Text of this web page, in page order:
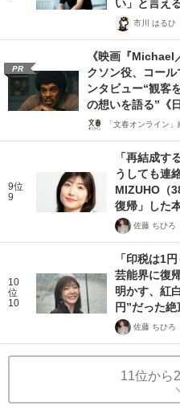
い」と言え
市川 はるひ
PR
《映画『Michael
クソン役、コー
ンタビュー“観客
の想いを語る”《
「文春オンライン
9位
9
「再結成す
うしても連
MIZUHO（
復帰」した
佐藤 ちひろ
10
位
10
「印税は1
芸能界に復
明かす、紅
円”だった絶
佐藤 ちひろ
11位から